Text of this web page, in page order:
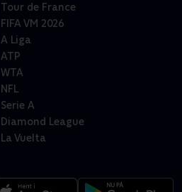
Tour de France
FIFA VM 2026
A Liga
ATP
WTA
NFL
Serie A
Diamond League
La Vuelta